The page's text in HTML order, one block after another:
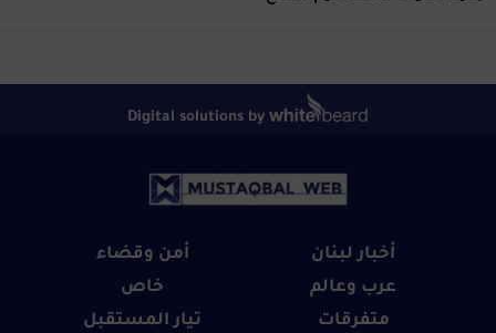
Digital solutions by
أخبار لبنان
أمن وقضاء
عرب وعالم
خاص
متفرقات
تيار المستقبل